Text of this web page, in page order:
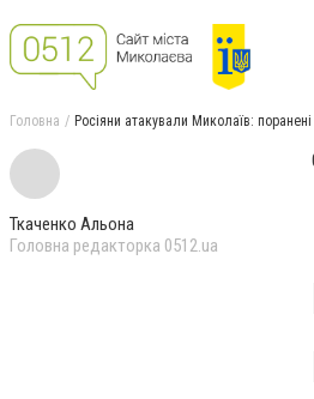
Головна Росіяни атакували Миколаїв:
Ткаченко Альона
Головна редакторка 0512.ua